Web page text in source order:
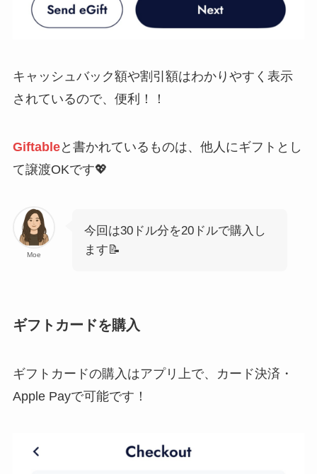
キャッシュバック額や割引額はわかりやすく表示
されているので、便利！！
Giftableと書かれているものは、他人にギフトとし
て譲渡OKです💖
Moe
今回は30ドル分を20ドルで購入し
ます📝
ギフトカードを購入
ギフトカードの購入はアプリ上で、カード決済・
Apple Payで可能です！